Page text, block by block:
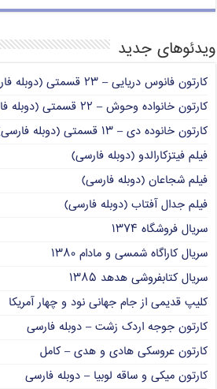
ویدئوهای جدید
کارتون فانوس دریایی – ۲۳ قسمتی (دوبله فارسی)
کارتون خانواده وحوش – ۲۲ قسمتی (دوبله فارسی)
کارتون خانوده دی – ۱۳ قسمتی (دوبله فارسی)
فیلم فیتزکارالدو (دوبله فارسی)
فیلم شجاعان (دوبله فارسی)
فیلم جدال آفتاب (دوبله فارسی)
سریال فروشگاه ۱۳۷۴
سریال کاراگاه شمسی و مادام ۱۳۸۰
سریال کتابفروشی هدهد ۱۳۸۵
کلیپ قدیمی از جام جهانی نود و چهار آمریکا
کارتون جوجه اردک زشت – دوبله فارسی
کارتون عروسکی هادی و هدی – کامل
کارتون میکی و ساقه لوبیا – دوبله فارسی